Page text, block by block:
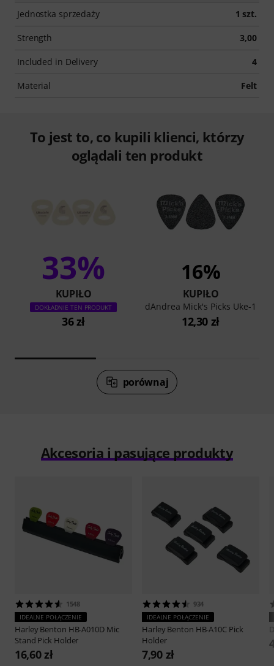
Jednostka sprzedaży 1 szt.
Strength 3,00
Included in Delivery 4
Material Felt
To jest to, co kupili klienci, którzy
oglądali ten produkt
33%
KUPIŁO
DOKŁADNIE TEN PRODUKT
36 zł
16%
KUPIŁO
dAndrea Mick's Picks Uke-1
12,30 zł
porównaj
Akcesoria i pasujące produkty
1548
IDEALNE POŁĄCZENIE
Harley Benton HB-A010D Mic
Stand Pick Holder
16,60 zł
934
IDEALNE POŁĄCZENIE
Harley Benton HB-A10C Pick
Holder
7,90 zł